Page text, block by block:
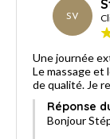
SV
Une journée
Le massage et
de qualité. Je
Réponse
Bonjour